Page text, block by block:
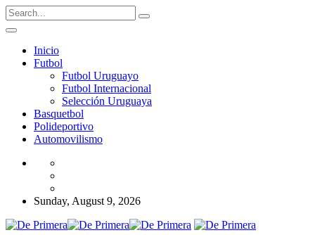
Inicio
Futbol
Futbol Uruguayo
Futbol Internacional
Selección Uruguaya
Basquetbol
Polideportivo
Automovilismo
Sunday, August 9, 2026